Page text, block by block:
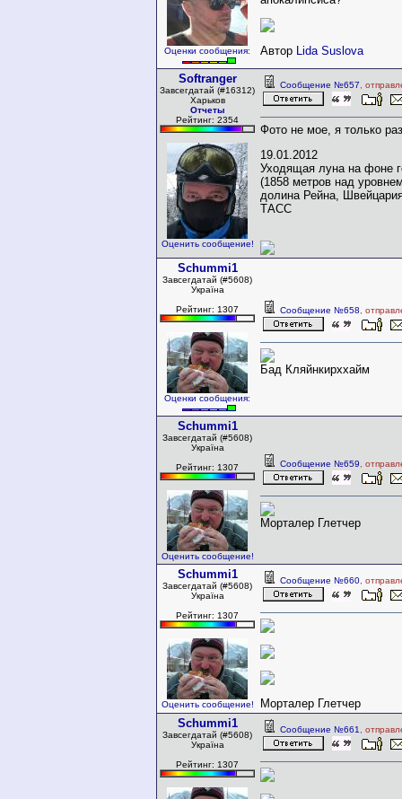
Оценки сообщения: Автор Lida Suslova
Softranger
Завсегдатай (#16312)
Харьков
Отчеты
Рейтинг: 2354
Оценить сообщение!
Сообщение №657 ,
Фото не мое, я только
19.01.2012
Уходящая луна на фоне
(1858 метров над
долина Рейна,
ТАСС
Schummi1
Завсегдатай (#5608)
Україна
Рейтинг: 1307
Оценки сообщения:
Сообщение №658 ,
Бад Кляйнкирххайм
Schummi1
Завсегдатай (#5608)
Україна
Рейтинг: 1307
Оценить сообщение!
Сообщение №659 ,
Морталер Глетчер
Schummi1
Завсегдатай (#5608)
Україна
Рейтинг: 1307
Оценить сообщение!
Сообщение №660 ,
Морталер Глетчер
Schummi1
Завсегдатай (#5608)
Україна
Рейтинг: 1307
Сообщение №661 ,